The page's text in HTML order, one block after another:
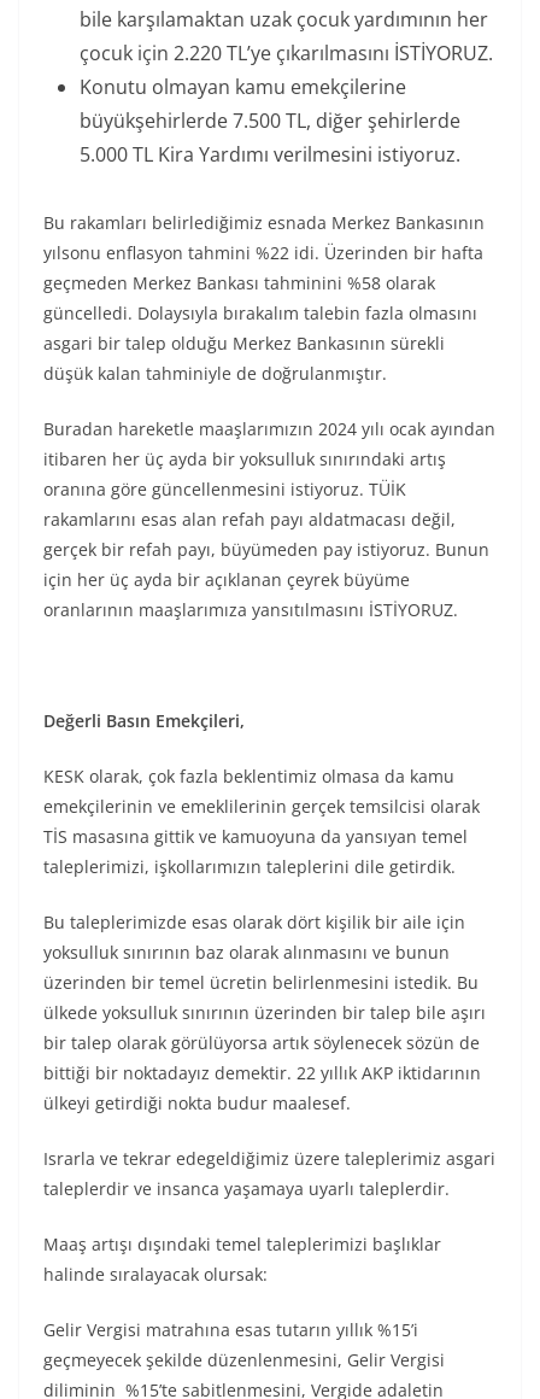
bile karşılamaktan uzak çocuk yardımının her
çocuk için 2.220 TL’ye çıkarılmasını İSTİYORUZ.
Konutu olmayan kamu emekçilerine
büyükşehirlerde 7.500 TL, diğer şehirlerde
5.000 TL Kira Yardımı verilmesini istiyoruz.
Bu rakamları belirlediğimiz esnada Merkez Bankasının
yılsonu enflasyon tahmini %22 idi. Üzerinden bir hafta
geçmeden Merkez Bankası tahminini %58 olarak
güncelledi. Dolaysıyla bırakalım talebin fazla olmasını
asgari bir talep olduğu Merkez Bankasının sürekli
düşük kalan tahminiyle de doğrulanmıştır.
Buradan hareketle maaşlarımızın 2024 yılı ocak ayından
itibaren her üç ayda bir yoksulluk sınırındaki artış
oranına göre güncellenmesini istiyoruz. TÜİK
rakamlarını esas alan refah payı aldatmacası değil,
gerçek bir refah payı, büyümeden pay istiyoruz. Bunun
için her üç ayda bir açıklanan çeyrek büyüme
oranlarının maaşlarımıza yansıtılmasını İSTİYORUZ.
Değerli Basın Emekçileri,
KESK olarak, çok fazla beklentimiz olmasa da kamu
emekçilerinin ve emeklilerinin gerçek temsilcisi olarak
TİS masasına gittik ve kamuoyuna da yansıyan temel
taleplerimizi, işkollarımızın taleplerini dile getirdik.
Bu taleplerimizde esas olarak dört kişilik bir aile için
yoksulluk sınırının baz olarak alınmasını ve bunun
üzerinden bir temel ücretin belirlenmesini istedik. Bu
ülkede yoksulluk sınırının üzerinden bir talep bile aşırı
bir talep olarak görülüyorsa artık söylenecek sözün de
bittiği bir noktadayız demektir. 22 yıllık AKP iktidarının
ülkeyi getirdiği nokta budur maalesef.
Israrla ve tekrar edegeldiğimiz üzere taleplerimiz asgari
taleplerdir ve insanca yaşamaya uyarlı taleplerdir.
Maaş artışı dışındaki temel taleplerimizi başlıklar
halinde sıralayacak olursak:
Gelir Vergisi matrahına esas tutarın yıllık %15’i
geçmeyecek şekilde düzenlenmesini, Gelir Vergisi
diliminin %15’te sabitlenmesini, Vergide adaletin